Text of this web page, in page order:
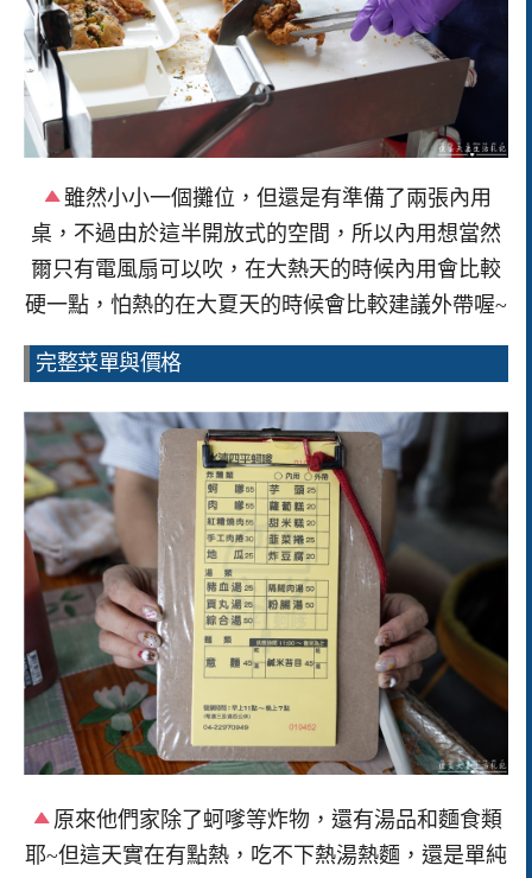
雖然小小一個攤位，但還是有準備了兩張內用
桌，不過由於這半開放式的空間，所以內用想當然
爾只有電風扇可以吹，在大熱天的時候內用會比較
硬一點，怕熱的在大夏天的時候會比較建議外帶喔~
完整菜單與價格
原來他們家除了蚵嗲等炸物，還有湯品和麵食類
耶~但這天實在有點熱，吃不下熱湯熱麵，還是單純